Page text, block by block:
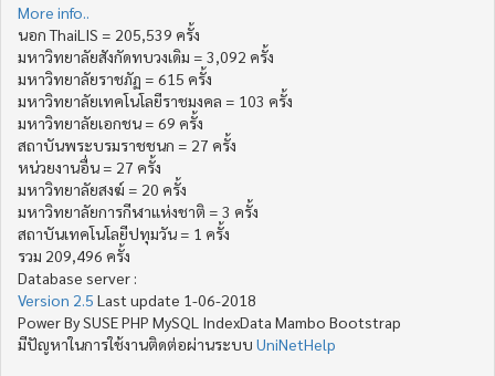
More info..
นอก ThaiLIS = 205,539 ครั้ง
มหาวิทยาลัยสังกัดทบวงเดิม = 3,092 ครั้ง
มหาวิทยาลัยราชภัฏ = 615 ครั้ง
มหาวิทยาลัยเทคโนโลยีราชมงคล = 103 ครั้ง
มหาวิทยาลัยเอกชน = 69 ครั้ง
สถาบันพระบรมราชชนก = 27 ครั้ง
หน่วยงานอื่น = 27 ครั้ง
มหาวิทยาลัยสงฆ์ = 20 ครั้ง
มหาวิทยาลัยการกีฬาแห่งชาติ = 3 ครั้ง
สถาบันเทคโนโลยีปทุมวัน = 1 ครั้ง
รวม 209,496 ครั้ง
Database server :
Version 2.5 Last update 1-06-2018
Power By SUSE PHP MySQL IndexData Mambo Bootstrap
มีปัญหาในการใช้งานติดต่อผ่านระบบ UniNetHelp